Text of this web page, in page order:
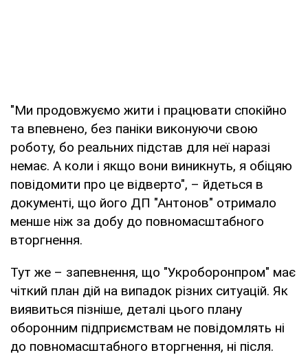
"Ми продовжуємо жити і працювати спокійно
та впевнено, без паніки виконуючи свою
роботу, бо реальних підстав для неї наразі
немає. А коли і якщо вони виникнуть, я обіцяю
повідомити про це відверто", – йдеться в
документі, що його ДП "Антонов" отримало
менше ніж за добу до повномасштабного
вторгнення.
Тут же – запевнення, що "Укроборонпром" має
чіткий план дій на випадок різних ситуацій. Як
виявиться пізніше, деталі цього плану
оборонним підприємствам не повідомлять ні
до повномасштабного вторгнення, ні після.